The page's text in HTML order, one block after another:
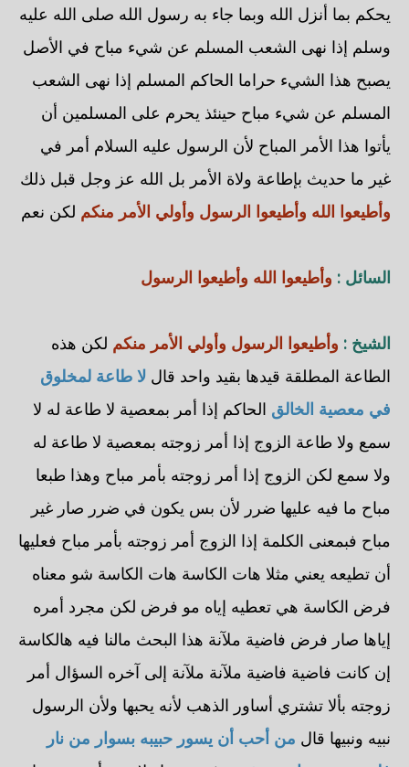
يحكم بما أنزل الله وبما جاء به رسول الله صلى الله عليه
وسلم إذا نهى الشعب المسلم عن شيء مباح في الأصل
يصبح هذا الشيء حراما الحاكم المسلم إذا نهى الشعب
المسلم عن شيء مباح حينئذ يحرم على المسلمين أن
يأتوا هذا الأمر المباح لأن الرسول عليه السلام أمر في
غير ما حديث بإطاعة ولاة الأمر بل الله عز وجل قبل ذلك
وأطيعوا الله وأطيعوا الرسول وأولي الأمر منكم لكن نعم
السائل : وأطيعوا الله وأطيعوا الرسول
الشيخ : وأطيعوا الرسول وأولي الأمر منكم لكن هذه
الطاعة المطلقة قيدها بقيد واحد قال لا طاعة لمخلوق
في معصية الخالق الحاكم إذا أمر بمعصية لا طاعة له لا
سمع ولا طاعة الزوج إذا أمر زوجته بمعصية لا طاعة له
ولا سمع لكن الزوج إذا أمر زوجته بأمر مباح وهذا طبعا
مباح ما فيه عليها ضرر لأن بس يكون في ضرر صار غير
مباح فبمعنى الكلمة إذا الزوج أمر زوجته بأمر مباح فعليها
أن تطيعه يعني مثلا هات الكاسة هات الكاسة شو معناه
فرض الكاسة هي تعطيه إياه مو فرض لكن مجرد أمره
إياها صار فرض فاضية ملآنة هذا البحث مالنا فيه هالكاسة
إن كانت فاضية فاضية ملآنة ملآنة إلى آخره السؤال أمر
زوجته بألا تشتري أساور الذهب لأنه يحبها ولأن الرسول
نبيه ونبيها قال من أحب أن يسور حبيبه بسوار من نار